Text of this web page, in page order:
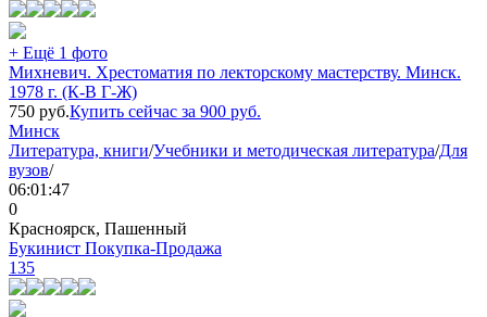
+ Ещё 1 фото
Михневич. Хрестоматия по лекторскому мастерству. Минск.
1978 г. (К-В Г-Ж)
750 руб.Купить сейчас за 900 руб.
Минск
Литература, книги/Учебники и методическая литература/Для
вузов/
06:01:47
0
Красноярск, Пашенный
Букинист Покупка-Продажа
135